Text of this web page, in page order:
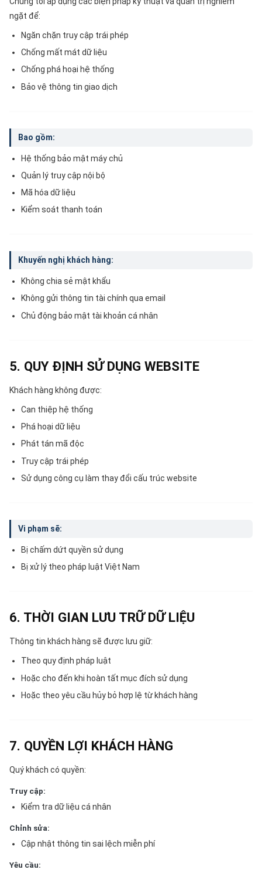
ngặt để:
Ngăn chặn truy cập trái phép
Chống mất mát dữ liệu
Chống phá hoại hệ thống
Bảo vệ thông tin giao dịch
Bao gồm:
Hệ thống bảo mật máy chủ
Quản lý truy cập nội bộ
Mã hóa dữ liệu
Kiểm soát thanh toán
Khuyến nghị khách hàng:
Không chia sẻ mật khẩu
Không gửi thông tin tài chính qua email
Chủ động bảo mật tài khoản cá nhân
5. QUY ĐỊNH SỬ DỤNG WEBSITE
Khách hàng không được:
Can thiệp hệ thống
Phá hoại dữ liệu
Phát tán mã độc
Truy cập trái phép
Sử dụng công cụ làm thay đổi cấu trúc website
Vi phạm sẽ:
Bị chấm dứt quyền sử dụng
Bị xử lý theo pháp luật Việt Nam
6. THỜI GIAN LƯU TRỮ DỮ LIỆU
Thông tin khách hàng sẽ được lưu giữ:
Theo quy định pháp luật
Hoặc cho đến khi hoàn tất mục đích sử dụng
Hoặc theo yêu cầu hủy bỏ hợp lệ từ khách hàng
7. QUYỀN LỢI KHÁCH HÀNG
Quý khách có quyền:
Truy cập:
Kiểm tra dữ liệu cá nhân
Chỉnh sửa:
Cập nhật thông tin sai lệch miễn phí
Yêu cầu: